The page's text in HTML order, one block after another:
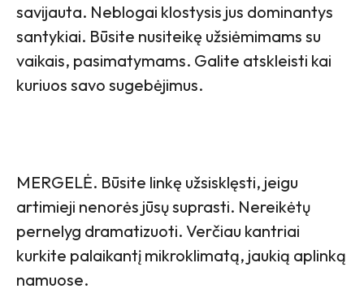
savijauta. Neblogai klostysis jus dominantys
santykiai. Būsite nusiteikę užsiėmimams su
vaikais, pasimatymams. Galite atskleisti kai
kuriuos savo sugebėjimus.
MERGELĖ. Būsite linkę užsisklęsti, jeigu
artimieji nenorės jūsų suprasti. Nereikėtų
pernelyg dramatizuoti. Verčiau kantriai
kurkite palaikantį mikroklimatą, jaukią aplinką
namuose.